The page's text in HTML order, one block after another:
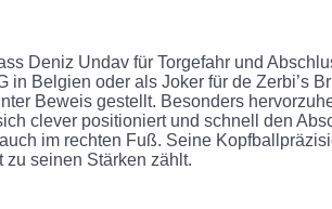
Deniz Undav für Torgefahr und
Belgien oder als Joker für de Zerbi’s
Beweis gestellt. Besonders
clever positioniert und schnell den
im rechten Fuß. Seine
seinen Stärken zählt.